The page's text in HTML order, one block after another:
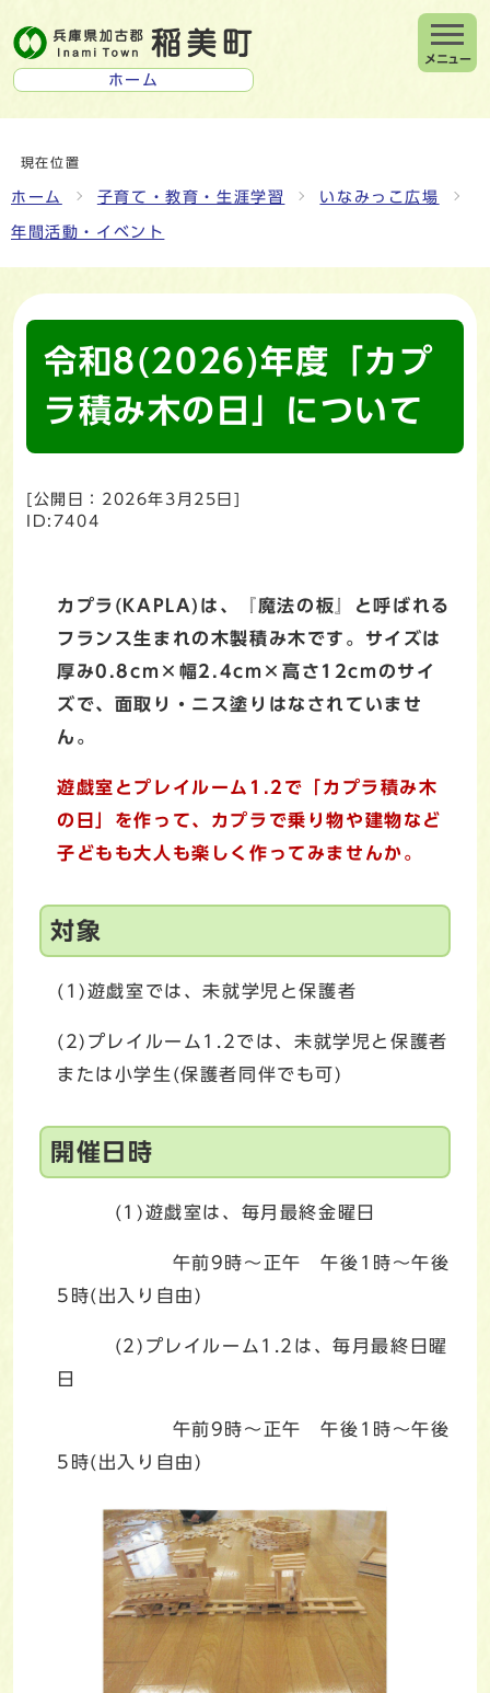
ホーム
メニュー
現在位置
ホーム 子育て・教育・生涯学習 いなみっこ広場
年間活動・イベント
令和8(2026)年度「カプ
ラ積み木の日」について
[公開日： 2026年3月25日 ]
ID:7404
カプラ(KAPLA)は、『魔法の板』と呼ばれる
フランス生まれの木製積み木です。サイズは
厚み0.8cm×幅2.4cm×高さ12cmのサイ
ズで、面取り・ニス塗りはなされていませ
ん。
遊戯室とプレイルーム1.2で「カプラ積み木
の日」を作って、カプラで乗り物や建物など
子どもも大人も楽しく作ってみませんか。
対象
(1)遊戯室では、未就学児と保護者
(2)プレイルーム1.2では、未就学児と保護者
または小学生(保護者同伴でも可)
開催日時
(1)遊戯室は、毎月最終金曜日
午前9時～正午 午後1時～午後
5時(出入り自由)
(2)プレイルーム1.2は、毎月最終日曜
日
午前9時～正午 午後1時～午後
5時(出入り自由)